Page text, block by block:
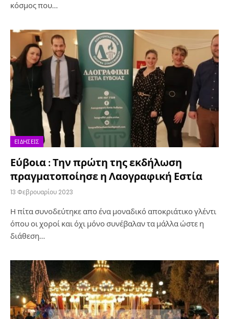
κόσμος που…
ΕΙΔΉΣΕΙΣ
Εύβοια : Την πρώτη της εκδήλωση
πραγματοποίησε η Λαογραφική Εστία
13 Φεβρουαρίου 2023
Η πίτα συνοδεύτηκε απο ένα μοναδικό αποκριάτικο γλέντι
όπου οι χοροί και όχι μόνο συνέβαλαν τα μάλλα ώστε η
διάθεση…